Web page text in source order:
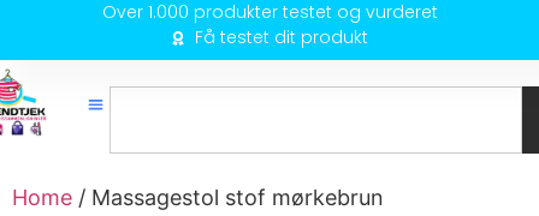
Over 1.000 produkter testet og vurderet
Få testet dit produkt
Home / Massagestol stof mørkebrun